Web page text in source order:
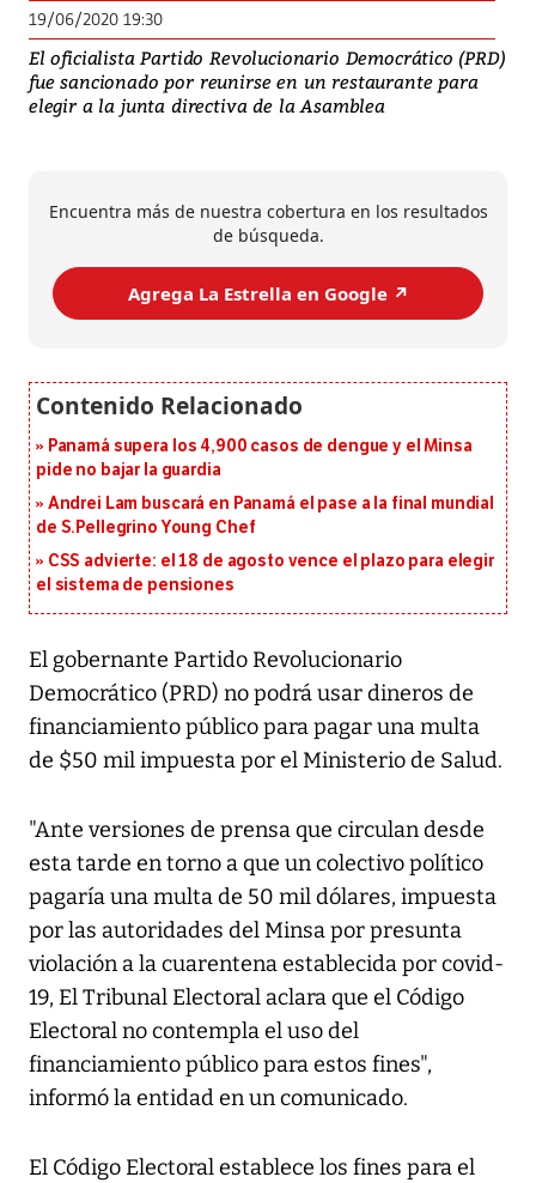
19/06/2020 19:30
El oficialista Partido Revolucionario Democrático (PRD)
fue sancionado por reunirse en un restaurante para
elegir a la junta directiva de la Asamblea
Encuentra más de nuestra cobertura en los resultados
de búsqueda.
Agrega La Estrella en Google ↗️
Panamá supera los 4,900 casos de dengue y el Minsa
pide no bajar la guardia
Andrei Lam buscará en Panamá el pase a la final mundial
de S.Pellegrino Young Chef
CSS advierte: el 18 de agosto vence el plazo para elegir
el sistema de pensiones
El gobernante Partido Revolucionario
Democrático (PRD) no podrá usar dineros de
financiamiento público para pagar una multa
de $50 mil impuesta por el Ministerio de Salud.
"Ante versiones de prensa que circulan desde
esta tarde en torno a que un colectivo político
pagaría una multa de 50 mil dólares, impuesta
por las autoridades del Minsa por presunta
violación a la cuarentena establecida por covid-
19, El Tribunal Electoral aclara que el Código
Electoral no contempla el uso del
financiamiento público para estos fines",
informó la entidad en un comunicado.
El Código Electoral establece los fines para el